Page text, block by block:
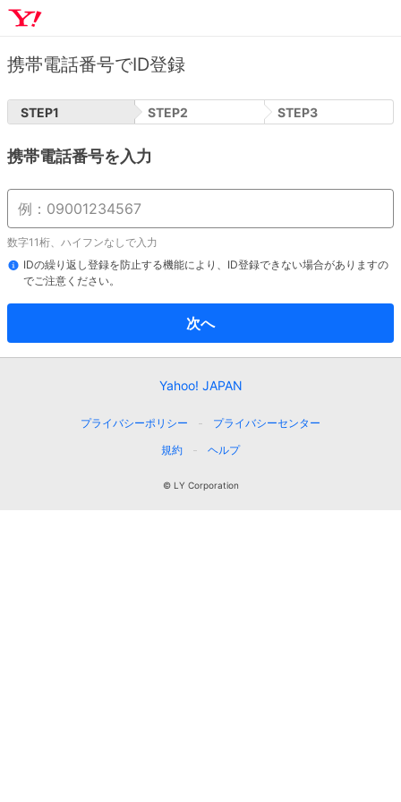
携帯電話番号でID登録
STEP1 STEP2 STEP3
携帯電話番号を入力
数字11桁、ハイフンなしで入力
IDの繰り返し登録を防止する機能により、ID登録できない場合がありますの
でご注意ください。
次へ
Yahoo! JAPAN
プライバシーポリシー
プライバシーセンター
規約
ヘルプ
© LY Corporation